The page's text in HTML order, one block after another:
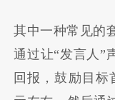
其中一种常见的
通过让“发言人”
回报，鼓励目